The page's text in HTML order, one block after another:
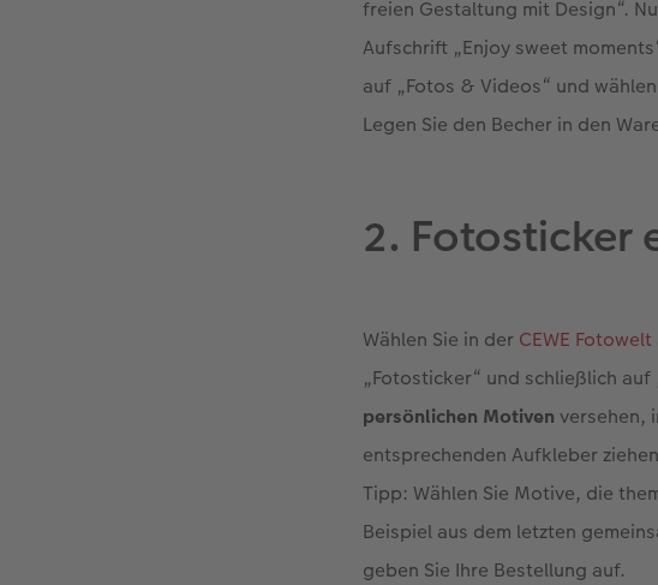
freien Gestaltung mit Design“.
Aufschrift „Enjoy sweet
auf „Fotos & Videos“ und
Legen Sie den Becher in den
2. Fotosticker
Wählen Sie in der CEWE
„Fotosticker“ und schließlich
persönlichen Motiven versehen,
entsprechenden Aufkleber
Tipp: Wählen Sie Motive, die
Beispiel aus dem letzten
geben Sie Ihre Bestellung auf.